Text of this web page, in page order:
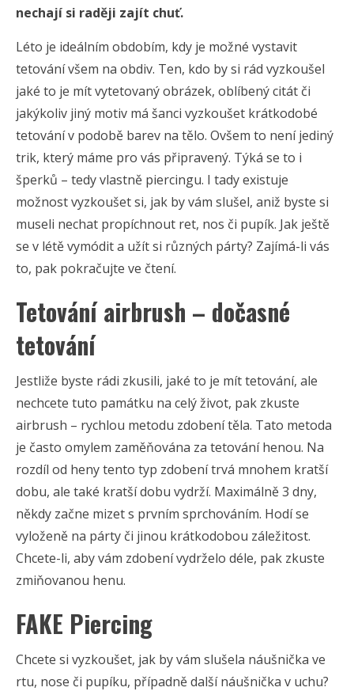
nechají si raději zajít chuť.
Léto je ideálním obdobím, kdy je možné vystavit
tetování všem na obdiv. Ten, kdo by si rád vyzkoušel
jaké to je mít vytetovaný obrázek, oblíbený citát či
jakýkoliv jiný motiv má šanci vyzkoušet krátkodobé
tetování v podobě barev na tělo. Ovšem to není jediný
trik, který máme pro vás připravený. Týká se to i
šperků – tedy vlastně piercingu. I tady existuje
možnost vyzkoušet si, jak by vám slušel, aniž byste si
museli nechat propíchnout ret, nos či pupík. Jak ještě
se v létě vymódit a užít si různých párty? Zajímá-li vás
to, pak pokračujte ve čtení.
Tetování airbrush – dočasné
tetování
Jestliže byste rádi zkusili, jaké to je mít tetování, ale
nechcete tuto památku na celý život, pak zkuste
airbrush – rychlou metodu zdobení těla. Tato metoda
je často omylem zaměňována za tetování henou. Na
rozdíl od heny tento typ zdobení trvá mnohem kratší
dobu, ale také kratší dobu vydrží. Maximálně 3 dny,
někdy začne mizet s prvním sprchováním. Hodí se
vyloženě na párty či jinou krátkodobou záležitost.
Chcete-li, aby vám zdobení vydrželo déle, pak zkuste
zmiňovanou henu.
FAKE Piercing
Chcete si vyzkoušet, jak by vám slušela náušnička ve
rtu, nose či pupíku, případně další náušnička v uchu?